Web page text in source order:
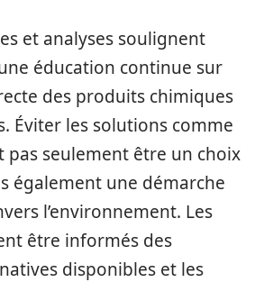
et analyses soulignent
éducation continue sur
des produits chimiques
Éviter les solutions comme
pas seulement être un choix
également une démarche
l’environnement. Les
être informés des
disponibles et les